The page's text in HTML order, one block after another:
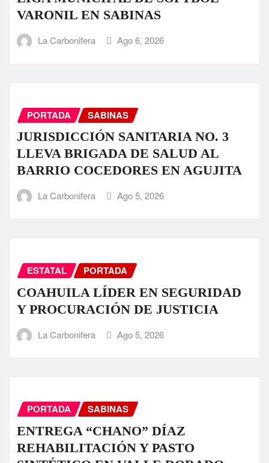
VARONIL EN SABINAS
La Carbonifera Ago 6, 2026
PORTADA SABINAS
JURISDICCIÓN SANITARIA NO. 3
LLEVA BRIGADA DE SALUD AL
BARRIO COCEDORES EN AGUJITA
La Carbonifera Ago 5, 2026
ESTATAL PORTADA
COAHUILA LÍDER EN SEGURIDAD
Y PROCURACIÓN DE JUSTICIA
La Carbonifera Ago 5, 2026
PORTADA SABINAS
ENTREGA “CHANO” DÍAZ
REHABILITACIÓN Y PASTO